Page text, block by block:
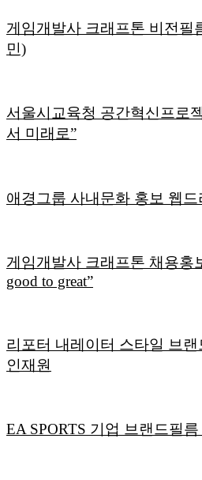
게임개발사 크래프톤 비전필
민)
서울시교육청 공간혁신프로
서 미래로”
애경그룹 사내문화 홍보 웹드
게임개발사 크래프톤 채용홍
good to great”
리포터 내레이터 스타일 브랜
인재원
EA SPORTS 기업 브랜드필